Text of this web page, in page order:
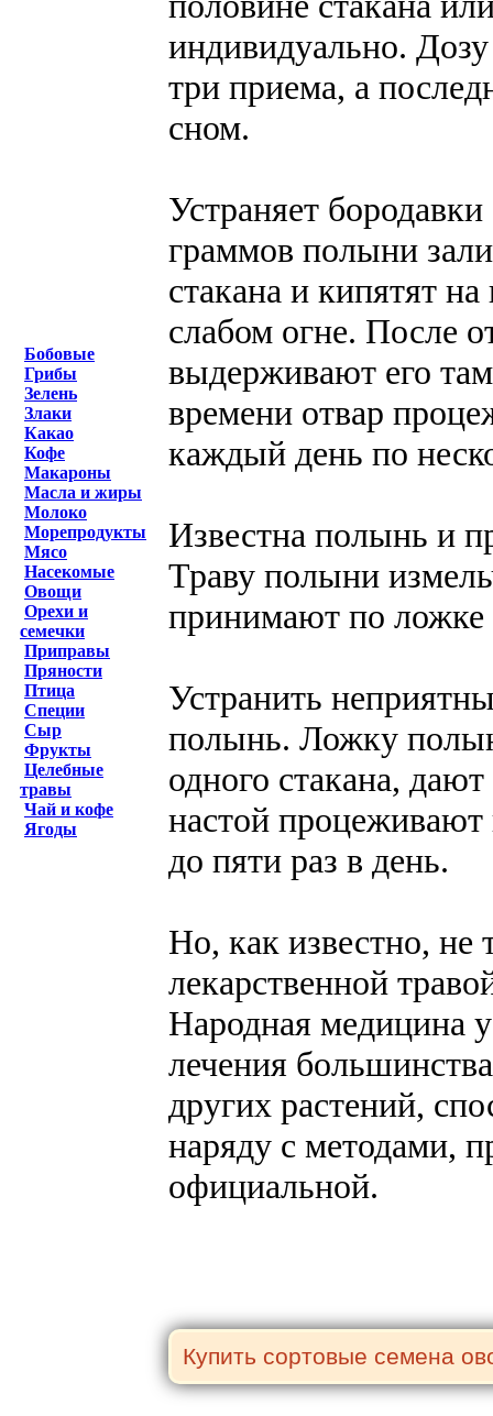
Бобовые
Грибы
Зелень
Злаки
Какао
Кофе
Макароны
Масла и жиры
Молоко
Морепродукты
Мясо
Насекомые
Овощи
Орехи и
семечки
Приправы
Пряности
Птица
Специи
Сыр
Фрукты
Целебные
травы
Чай и кофе
Ягоды
индивидуально.
три приема, а
сном.
Устраняет
граммов полыни
стакана и кипятят
слабом огне. После
выдерживают его
времени отвар
каждый день по
Известна полынь и
Траву полыни
принимают по ложке
Устранить
полынь. Ложку
одного стакана,
настой
до пяти раз в день.
Но, как известно, не
лекарственной
Народная медицина
лечения
других растений,
наряду с методами,
официальной.